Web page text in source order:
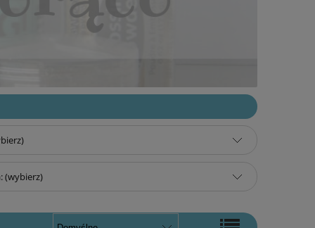
(wybierz)